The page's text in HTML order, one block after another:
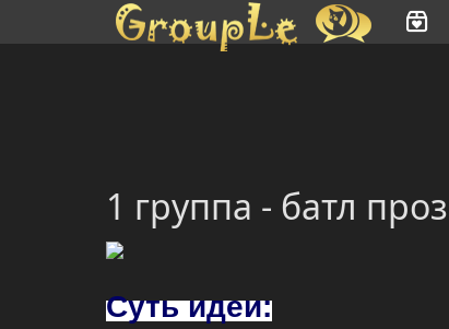
1 группа - батл
Суть идеи:
Имя пользователя или произведение